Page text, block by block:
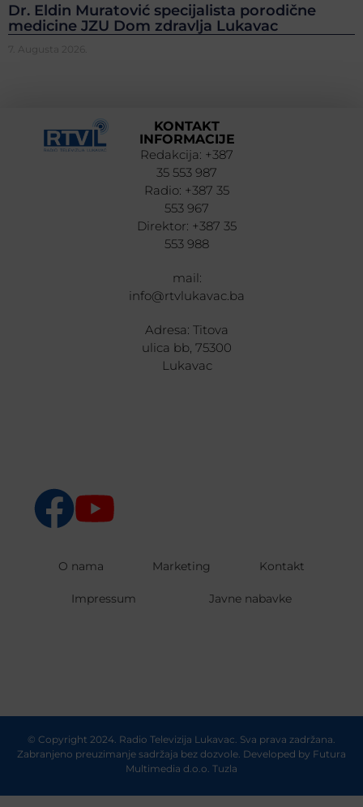
Dr. Eldin Muratović specijalista porodične
medicine JZU Dom zdravlja Lukavac
7. Augusta 2026.
KONTAKT
INFORMACIJE
Redakcija: +387
35 553 987
Radio: +387 35
553 967
Direktor: +387 35
553 988
mail:
info@rtvlukavac.ba
Adresa: Titova
ulica bb, 75300
Lukavac
O nama Marketing Kontakt
Impressum Javne nabavke
© Copyright 2024. Radio Televizija Lukavac. Sva prava zadržana.
Zabranjeno preuzimanje sadržaja bez dozvole. Developed by Futura
Multimedia d.o.o. Tuzla